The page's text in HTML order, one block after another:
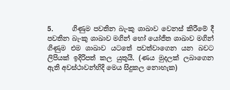
5. ගිණුම පවතින බැංකු ශාඛාව වෙනස් කිරීමේ දී
පවතින බැංකු ශාඛාව මගින් හෝ යෝජිත ශාඛාව මගින්
ගිණුම එම ශාඛාව යටතේ පවත්වාගෙන යන බවට
ලිපියක් ඉදිරිපත් කල යුතුයි. (ණය මුදලක් ලබාගෙන
ඇති අවස්ථාවන්හිදි මෙය සිදුකල නොහැක)